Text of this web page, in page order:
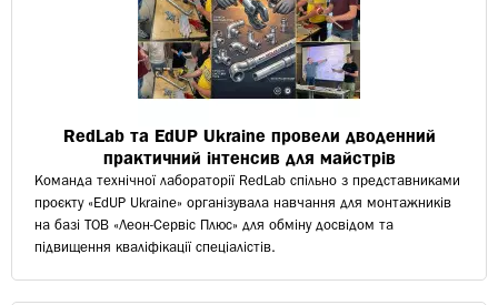
RedLab та EdUP Ukraine провели дводенний
практичний інтенсив для майстрів
Команда технічної лабораторії RedLab спільно з представниками
проєкту «EdUP Ukraine» організувала навчання для монтажників
на базі ТОВ «Леон-Сервіс Плюс» для обміну досвідом та
підвищення кваліфікації спеціалістів.